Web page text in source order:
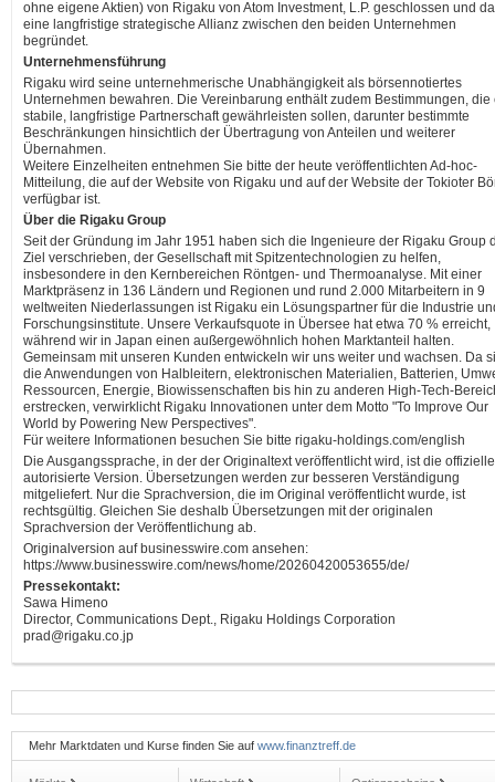
ohne eigene Aktien) von Rigaku von Atom Investment, L.P. geschlossen und
eine langfristige strategische Allianz zwischen den beiden Unternehmen
begründet.
Unternehmensführung
Rigaku wird seine unternehmerische Unabhängigkeit als börsennotiertes
Unternehmen bewahren. Die Vereinbarung enthält zudem Bestimmungen, die
stabile, langfristige Partnerschaft gewährleisten sollen, darunter bestimmte
Beschränkungen hinsichtlich der Übertragung von Anteilen und weiterer
Übernahmen.
Weitere Einzelheiten entnehmen Sie bitte der heute veröffentlichten Ad-hoc-
Mitteilung, die auf der Website von Rigaku und auf der Website der Tokioter
verfügbar ist.
Über die Rigaku Group
Seit der Gründung im Jahr 1951 haben sich die Ingenieure der Rigaku Group
Ziel verschrieben, der Gesellschaft mit Spitzentechnologien zu helfen,
insbesondere in den Kernbereichen Röntgen- und Thermoanalyse. Mit einer
Marktpräsenz in 136 Ländern und Regionen und rund 2.000 Mitarbeitern in 9
weltweiten Niederlassungen ist Rigaku ein Lösungspartner für die Industrie
Forschungsinstitute. Unsere Verkaufsquote in Übersee hat etwa 70 % erreicht,
während wir in Japan einen außergewöhnlich hohen Marktanteil halten.
Gemeinsam mit unseren Kunden entwickeln wir uns weiter und wachsen. Da
die Anwendungen von Halbleitern, elektronischen Materialien, Batterien,
Ressourcen, Energie, Biowissenschaften bis hin zu anderen High-Tech-
erstrecken, verwirklicht Rigaku Innovationen unter dem Motto "To Improve Our
World by Powering New Perspectives".
Für weitere Informationen besuchen Sie bitte rigaku-holdings.com/english
Die Ausgangssprache, in der der Originaltext veröffentlicht wird, ist die
autorisierte Version. Übersetzungen werden zur besseren Verständigung
mitgeliefert. Nur die Sprachversion, die im Original veröffentlicht wurde, ist
rechtsgültig. Gleichen Sie deshalb Übersetzungen mit der originalen
Sprachversion der Veröffentlichung ab.
Originalversion auf businesswire.com ansehen:
https://www.businesswire.com/news/home/20260420053655/de/
Pressekontakt:
Sawa Himeno
Director, Communications Dept., Rigaku Holdings Corporation
prad@rigaku.co.jp
Mehr Marktdaten und Kurse finden Sie auf www.finanztreff.de